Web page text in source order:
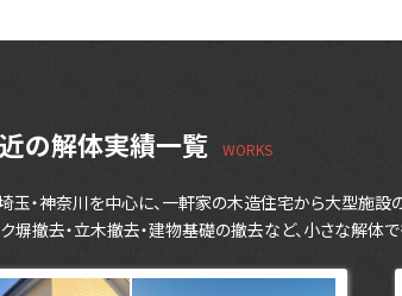
の解体実績一覧
玉・神奈川を中心に、一軒家の木造住宅から大型施設
塀撤去・立木撤去・建物基礎の撤去など、小さな解体